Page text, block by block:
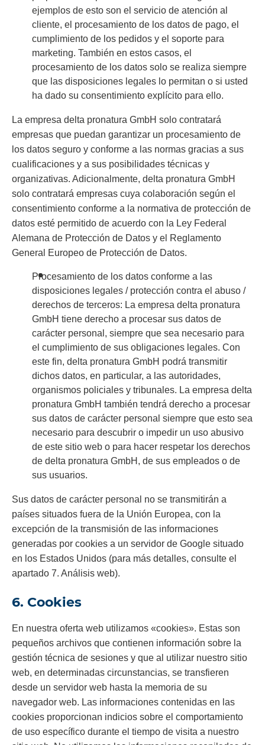
ejemplos de esto son el servicio de atención al
cliente, el procesamiento de los datos de pago, el
cumplimiento de los pedidos y el soporte para
marketing. También en estos casos, el
procesamiento de los datos solo se realiza siempre
que las disposiciones legales lo permitan o si usted
ha dado su consentimiento explícito para ello.
La empresa delta pronatura GmbH solo contratará
empresas que puedan garantizar un procesamiento de
los datos seguro y conforme a las normas gracias a sus
cualificaciones y a sus posibilidades técnicas y
organizativas. Adicionalmente, delta pronatura GmbH
solo contratará empresas cuya colaboración según el
consentimiento conforme a la normativa de protección de
datos esté permitido de acuerdo con la Ley Federal
Alemana de Protección de Datos y el Reglamento
General Europeo de Protección de Datos.
Procesamiento de los datos conforme a las
disposiciones legales / protección contra el abuso /
derechos de terceros: La empresa delta pronatura
GmbH tiene derecho a procesar sus datos de
carácter personal, siempre que sea necesario para
el cumplimiento de sus obligaciones legales. Con
este fin, delta pronatura GmbH podrá transmitir
dichos datos, en particular, a las autoridades,
organismos policiales y tribunales. La empresa delta
pronatura GmbH también tendrá derecho a procesar
sus datos de carácter personal siempre que esto sea
necesario para descubrir o impedir un uso abusivo
de este sitio web o para hacer respetar los derechos
de delta pronatura GmbH, de sus empleados o de
sus usuarios.
Sus datos de carácter personal no se transmitirán a
países situados fuera de la Unión Europea, con la
excepción de la transmisión de las informaciones
generadas por cookies a un servidor de Google situado
en los Estados Unidos (para más detalles, consulte el
apartado 7. Análisis web).
6. Cookies
En nuestra oferta web utilizamos «cookies». Estas son
pequeños archivos que contienen información sobre la
gestión técnica de sesiones y que al utilizar nuestro sitio
web, en determinadas circunstancias, se transfieren
desde un servidor web hasta la memoria de su
navegador web. Las informaciones contenidas en las
cookies proporcionan indicios sobre el comportamiento
de uso específico durante el tiempo de visita a nuestro